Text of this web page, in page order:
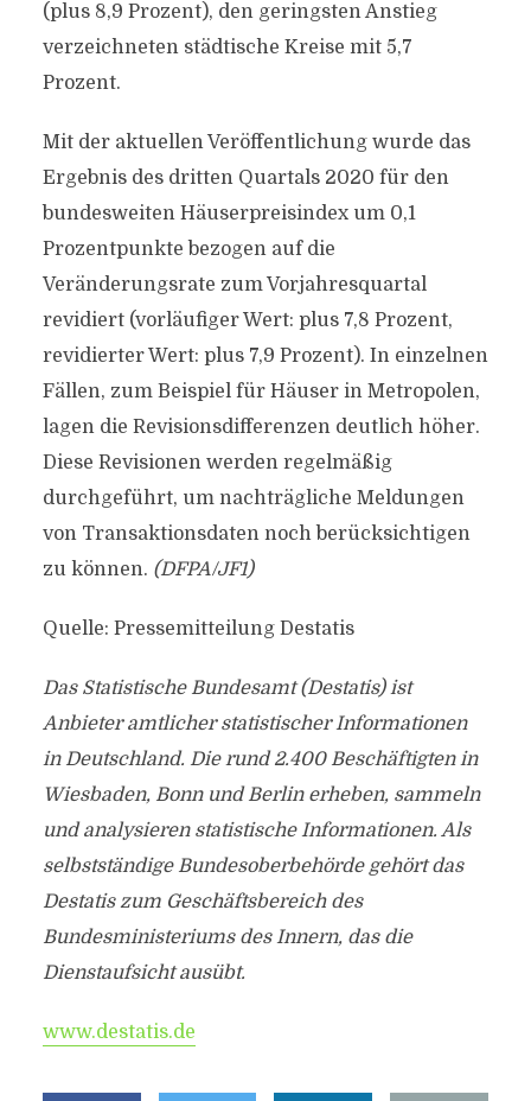
(plus 8,9 Prozent), den geringsten Anstieg
verzeichneten städtische Kreise mit 5,7
Prozent.
Mit der aktuellen Veröffentlichung wurde das
Ergebnis des dritten Quartals 2020 für den
bundesweiten Häuserpreisindex um 0,1
Prozentpunkte bezogen auf die
Veränderungsrate zum Vorjahresquartal
revidiert (vorläufiger Wert: plus 7,8 Prozent,
revidierter Wert: plus 7,9 Prozent). In einzelnen
Fällen, zum Beispiel für Häuser in Metropolen,
lagen die Revisionsdifferenzen deutlich höher.
Diese Revisionen werden regelmäßig
durchgeführt, um nachträgliche Meldungen
von Transaktionsdaten noch berücksichtigen
zu können. (DFPA/JF1)
Quelle: Pressemitteilung Destatis
Das Statistische Bundesamt (Destatis) ist
Anbieter amtlicher statistischer Informationen
in Deutschland. Die rund 2.400 Beschäftigten in
Wiesbaden, Bonn und Berlin erheben, sammeln
und analysieren statistische Informationen. Als
selbstständige Bundesoberbehörde gehört das
Destatis zum Geschäftsbereich des
Bundesministeriums des Innern, das die
Dienstaufsicht ausübt.
www.destatis.de